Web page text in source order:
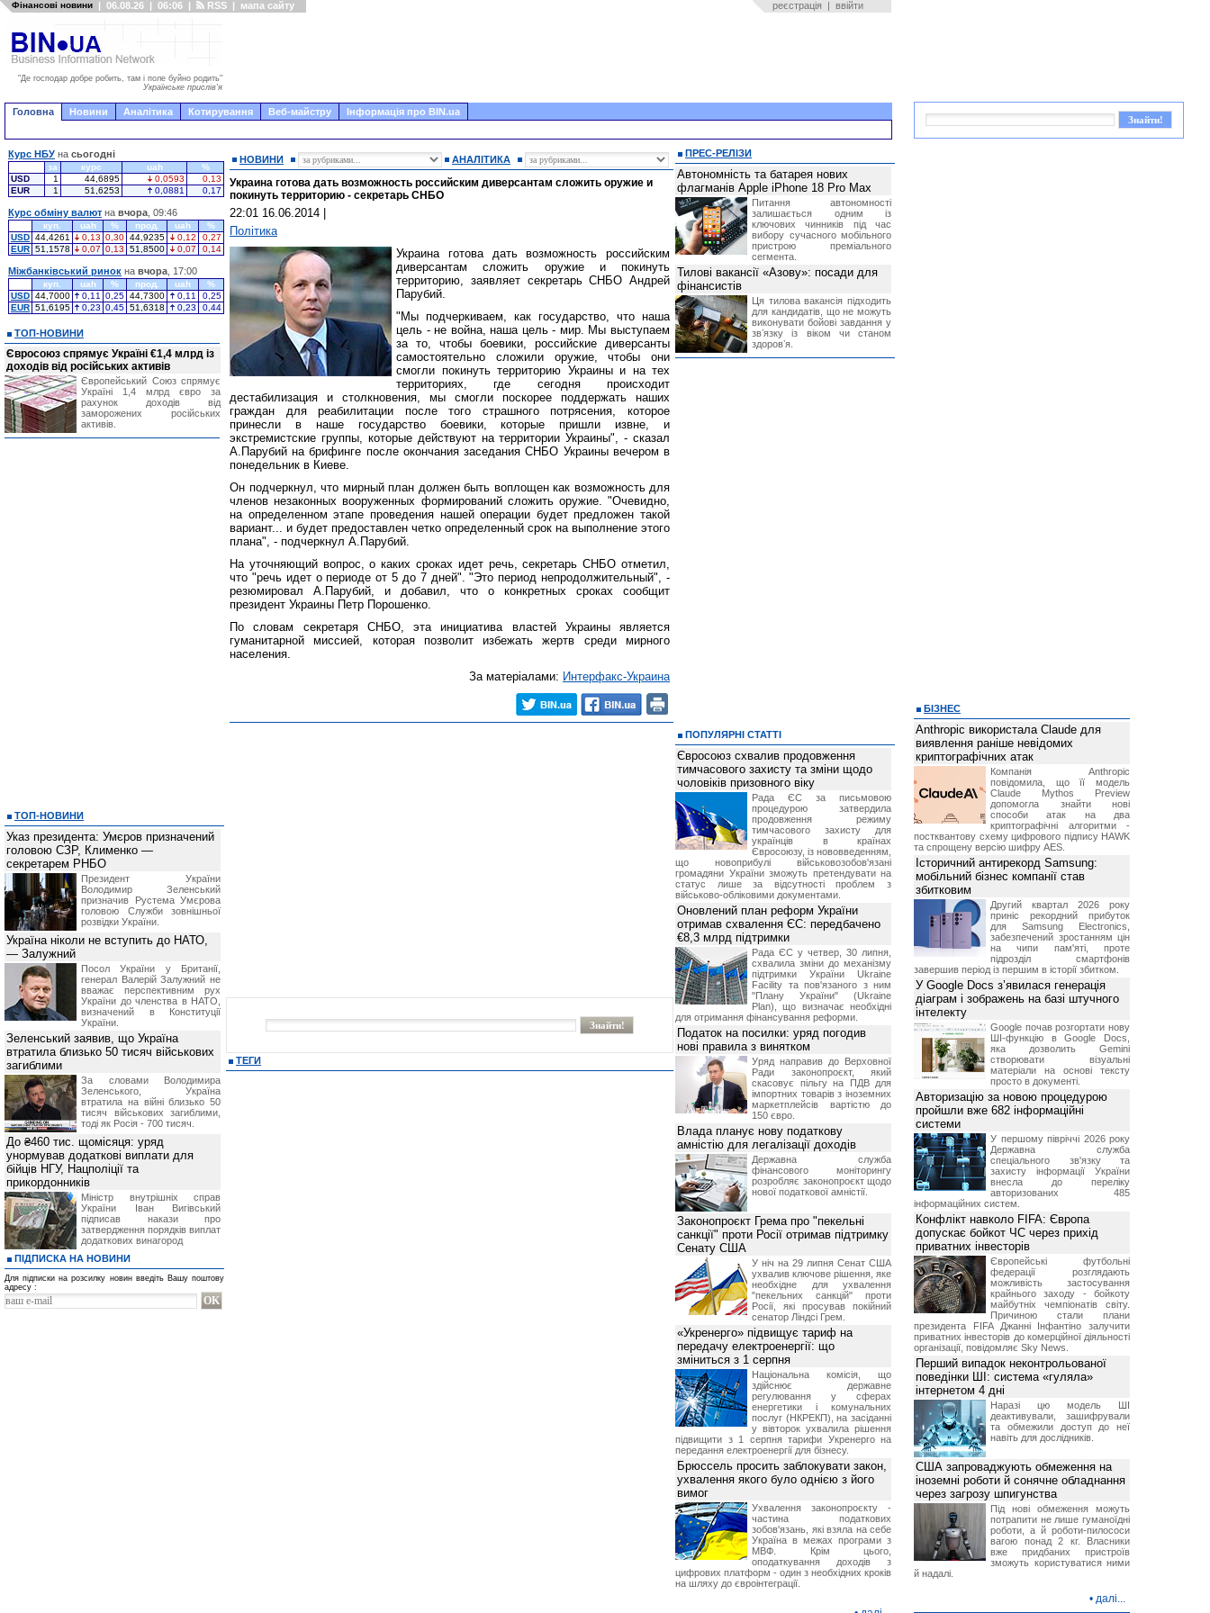
Фінансові новини | 06.08.26 | 06:06 | RSS | мапа сайту реєстрація | ввійти
"Де господар добре робить, там і поле буйно родить"
Українське прислів'я
Головна Новини Аналітика Котирування Веб-майстру Інформація про BIN.ua
НОВИНИ АНАЛІТИКА
Украина готова дать возможность российским диверсантам сложить оружие и
покинуть территорию - секретарь СНБО
22:01 16.06.2014
Політика
Украина готова дать возможность российским
диверсантам сложить оружие и покинуть
территорию, заявляет секретарь СНБО Андрей
Парубий.
"Мы подчеркиваем, как государство, что наша
цель - не война, наша цель - мир. Мы выступаем
за то, чтобы боевики, российские диверсанты
самостоятельно сложили оружие, чтобы они
смогли покинуть территорию Украины и на тех
территориях, где сегодня происходит
дестабилизация и столкновения, мы смогли поскорее поддержать наших
граждан для реабилитации после того страшного потрясения, которое
принесли в наше государство боевики, которые пришли извне, и
экстремистские группы, которые действуют на территории Украины", - сказал
А.Парубий на брифинге после окончания заседания СНБО Украины вечером в
понедельник в Киеве.
Он подчеркнул, что мирный план должен быть воплощен как возможность для
членов незаконных вооруженных формирований сложить оружие. "Очевидно,
на определенном этапе проведения нашей операции будет предложен такой
вариант... и будет предоставлен четко определенный срок на выполнение этого
плана", - подчеркнул А.Парубий.
На уточняющий вопрос, о каких сроках идет речь, секретарь СНБО отметил,
что "речь идет о периоде от 5 до 7 дней". "Это период непродолжительный", -
резюмировал А.Парубий, и добавил, что о конкретных сроках сообщит
президент Украины Петр Порошенко.
По словам секретаря СНБО, эта инициатива властей Украины является
гуманитарной миссией, которая позволит избежать жертв среди мирного
населения.
За матеріалами: Интерфакс-Украина
ТЕГИ
Курс НБУ на сьогодні
за курс uah
%
USD
1 44,6895 0,0593
0,13
EUR
1 51,6253 0,0881 0,17
Курс обміну валют на вчора , 09:46
куп. uah % прод. uah
%
USD 44,4261 0,13 0,30 44,9235 0,12
0,27
EUR 51,1578 0,07 0,13 51,8500 0,07 0,14
Міжбанківський ринок на вчора , 17:00
куп. uah % прод. uah
%
USD 44,7000 0,11 0,25 44,7300 0,11
0,25
EUR 51,6195 0,23 0,45 51,6318 0,23 0,44
ТОП-НОВИНИ
Євросоюз спрямує Україні €1,4 млрд із
доходів від російських активів
Європейський Союз спрямує
Україні 1,4 млрд євро за
рахунок доходів від
заморожених російських
активів.
ТОП-НОВИНИ
Указ президента: Умєров призначений
головою СЗР, Клименко —
секретарем РНБО
Президент України
Володимир Зеленський
призначив Pустема Умєрова
головою Служби зовнішньої
розвідки України.
Україна ніколи не вступить до НАТО,
— Залужний
Посол України у Британії,
генерал Валерій Залужний не
вважає перспективним рух
України до членства в НАТО,
визначений в Конституції
України.
Зеленський заявив, що Україна
втратила близько 50 тисяч військових
загиблими
За словами Володимира
Зеленського, Україна
втратила на війні близько 50
тисяч військових загиблими,
тоді як Росія - 700 тисяч.
До ₴460 тис. щомісяця: уряд
унормував додаткові виплати для
бійців НГУ, Нацполіції та
прикордонників
Міністр внутрішніх справ
України Іван Вигівський
підписав накази про
затвердження порядків виплат
додаткових винагород
ПІДПИСКА НА НОВИНИ
Для підписки на розсилку новин введіть Вашу поштову
адресу :
ПРЕС-РЕЛІЗИ
Автономність та батарея нових
флагманів Apple iPhone 18 Pro Max
Питання автономності
залишається одним із
ключових чинників під час
вибору сучасного мобільного
пристрою преміального
сегмента.
Тилові вакансії «Азову»: посади для
фінансистів
Ця тилова вакансія підходить
для кандидатів, що не можуть
виконувати бойові завдання у
звʼязку із віком чи станом
здоровʼя.
ПОПУЛЯРНІ СТАТТІ
Євросоюз схвалив продовження
тимчасового захисту та зміни щодо
чоловіків призовного віку
Рада ЄС за письмовою
процедурою затвердила
продовження режиму
тимчасового захисту для
українців в країнах
Євросоюзу, із нововведенням,
що новоприбулі військовозобов'язані
громадяни України зможуть претендувати на
статус лише за відсутності проблем з
військово-обліковими документами.
Оновлений план реформ України
отримав схвалення ЄС: передбачено
€8,3 млрд підтримки
Рада ЄС у четвер, 30 липня,
схвалила зміни до механізму
підтримки України Ukraine
Facility та пов'язаного з ним
"Плану України" (Ukraine
Plan), що визначає необхідні
для отримання фінансування реформи.
Податок на посилки: уряд погодив
нові правила з винятком
Уряд направив до Верховної
Ради законопроєкт, який
скасовує пільгу на ПДВ для
імпортних товарів з іноземних
маркетплейсів вартістю до
150 євро.
Влада планує нову податкову
амністію для легалізації доходів
Державна служба
фінансового моніторингу
розробляє законопроєкт щодо
нової податкової амністії.
Законопроєкт Грема про "пекельні
санкції" проти Росії отримав підтримку
Сенату США
У ніч на 29 липня Сенат США
ухвалив ключове рішення, яке
необхідне для ухвалення
"пекельних санкцій" проти
Росії, які просував покійний
сенатор Ліндсі Грем.
«Укренерго» підвищує тариф на
передачу електроенергії: що
зміниться з 1 серпня
Національна комісія, що
здійснює державне
регулювання у сферах
енергетики і комунальних
послуг (НКРЕКП), на засіданні
у вівторок ухвалила рішення
підвищити з 1 серпня тарифи Укренерго на
передання електроенергії для бізнесу.
Брюссель просить заблокувати закон,
ухвалення якого було однією з його
вимог
Ухвалення законопроєкту -
частина податкових
зобов'язань, які взяла на себе
Україна в межах програми з
МВФ. Крім цього,
оподаткування доходів з
цифрових платформ - один з необхідних кроків
на шляху до євроінтеграції.
БІЗНЕС
Anthropic використала Claude для
виявлення раніше невідомих
криптографічних атак
Компанія Anthropic
повідомила, що її модель
Claude Mythos Preview
допомогла знайти нові
способи атак на два
криптографічні алгоритми -
постквантову схему цифрового підпису HAWK
та спрощену версію шифру AES.
Історичний антирекорд Samsung:
мобільний бізнес компанії став
збитковим
Другий квартал 2026 року
приніс рекордний прибуток
для Samsung Electronics,
забезпечений зростанням цін
на чипи пам'яті, проте
підрозділ смартфонів
завершив період із першим в історії збитком.
У Google Docs з’явилася генерація
діаграм і зображень на базі штучного
інтелекту
Google почав розгортати нову
ШІ-функцію в Google Docs,
яка дозволить Gemini
створювати візуальні
матеріали на основі тексту
просто в документі.
Авторизацію за новою процедурою
пройшли вже 682 інформаційні
системи
У першому півріччі 2026 року
Державна служба
спеціального зв'язку та
захисту інформації України
внесла до переліку
авторизованих 485
інформаційних систем.
Конфлікт навколо FIFA: Європа
допускає бойкот ЧС через прихід
приватних інвесторів
Європейські футбольні
федерації розглядають
можливість застосування
крайнього заходу - бойкоту
майбутніх чемпіонатів світу.
Причиною стали плани
президента FIFA Джанні Інфантіно залучити
приватних інвесторів до комерційної діяльності
організації, повідомляє Sky News.
Перший випадок неконтрольованої
поведінки ШІ: система «гуляла»
інтернетом 4 дні
Наразі цю модель ШІ
деактивували, зашифрували
та обмежили доступ до неї
навіть для дослідників.
США запроваджують обмеження на
іноземні роботи й сонячне обладнання
через загрозу шпигунства
Під нові обмеження можуть
потрапити не лише гуманоїдні
роботи, а й роботи-пилососи
вагою понад 2 кг. Власники
вже придбаних пристроїв
зможуть користуватися ними
й надалі.
• далі...